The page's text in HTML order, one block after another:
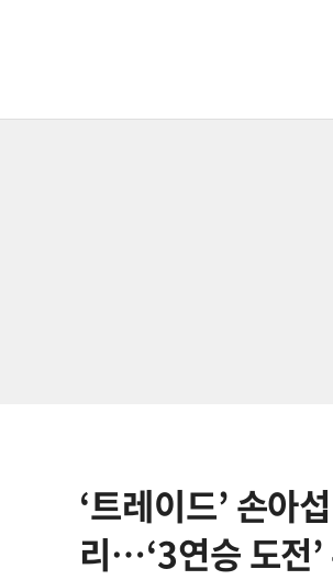
‘트레이드’ 손아
리…‘3연승 도전